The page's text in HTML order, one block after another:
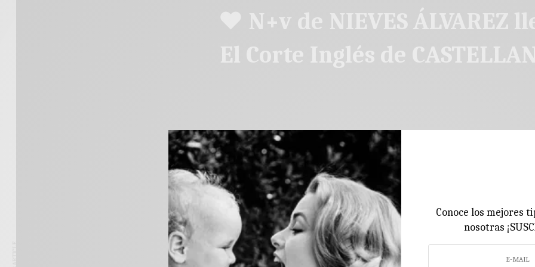
Conoce los mejores
nosotras
♥ N+v de NIEVES ÁLVAREZ
El Corte Inglés de